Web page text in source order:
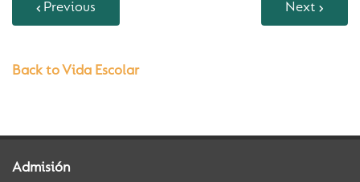
Previous Next
Back to Vida Escolar
Admisión